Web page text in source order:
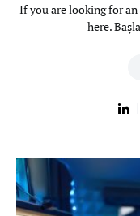
If you are looking for
here.